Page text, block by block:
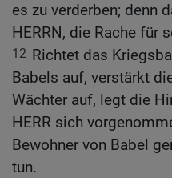
es zu verderben; denn
HERRN, die Rache für
12 Richtet das
Babels auf, verstärkt
Wächter auf, legt die
HERR sich
Bewohner von Babel
tun.